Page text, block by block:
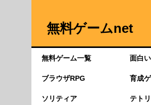
無料ゲームnet
無料ゲーム一覧 面白
ブラウザRPG 育成
ソリティア テト